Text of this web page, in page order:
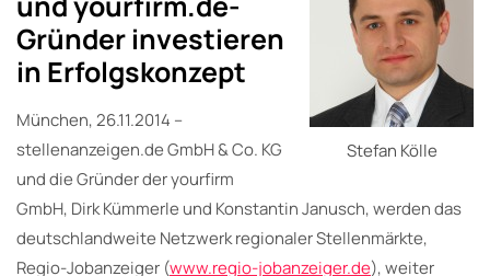
Stefan Kölle
Gründer investieren
in Erfolgskonzept
München, 26.11.2014 –
stellenanzeigen.de GmbH & Co. KG
und die Gründer der yourfirm
GmbH, Dirk Kümmerle und Konstantin Janusch, werden das
deutschlandweite Netzwerk regionaler Stellenmärkte,
Regio-Jobanzeiger (www.regio-jobanzeiger.de), weiter